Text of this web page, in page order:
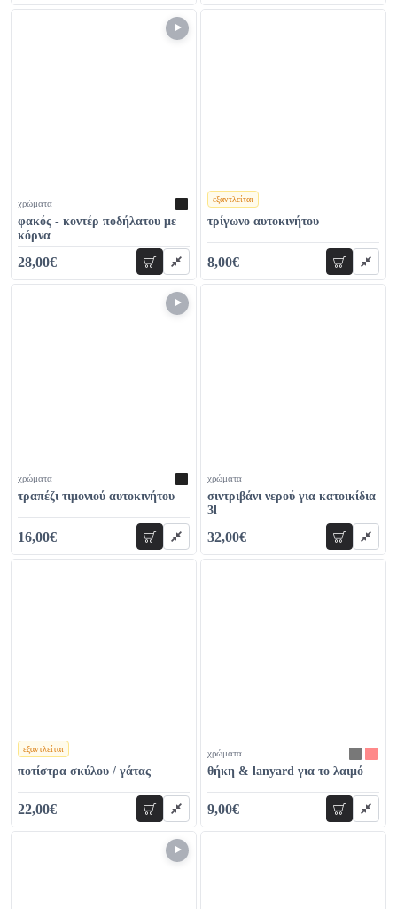
χρώματα
φακός - κοντέρ ποδήλατου με
κόρνα
28,00€ προσθήκη
εξαντλείται
χρώματα
τρίγωνο αυτοκινήτου
8,00€ προσθήκη
χρώματα
τραπέζι τιμονιού αυτοκινήτου
16,00€ προσθήκη
χρώματα
σιντριβάνι νερού για κατοικίδια
3l
32,00€ προσθήκη
εξαντλείται
χρώματα
ποτίστρα σκύλου / γάτας
22,00€ προσθήκη
χρώματα
θήκη & lanyard για το λαιμό
9,00€ προσθήκη